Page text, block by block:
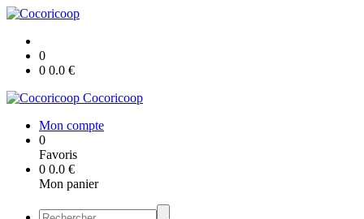
0
0 0.0 €
Cocoricoop
Mon compte
0
Favoris
0 0.0 €
Mon panier